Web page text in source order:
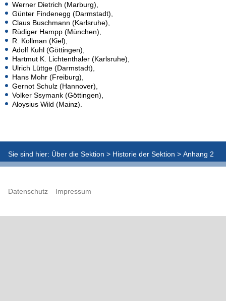
Werner Dietrich (Marburg),
Günter Findenegg (Darmstadt),
Claus Buschmann (Karlsruhe),
Rüdiger Hampp (München),
R. Kollman (Kiel),
Adolf Kuhl (Göttingen),
Hartmut K. Lichtenthaler (Karlsruhe),
Ulrich Lüttge (Darmstadt),
Hans Mohr (Freiburg),
Gernot Schulz (Hannover),
Volker Ssymank (Göttingen),
Aloysius Wild (Mainz).
Sie sind hier: Über die Sektion > Historie der Sektion > Anhang 2
Datenschutz Impressum